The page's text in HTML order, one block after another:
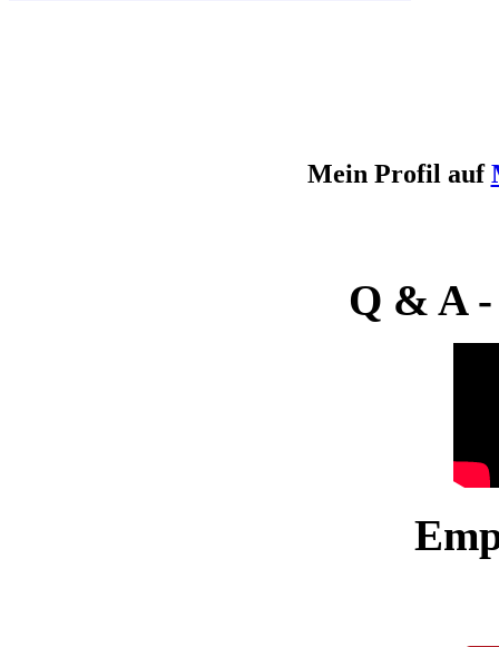
Mein Profil auf
Q & A